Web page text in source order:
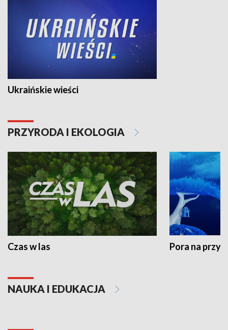
Ukraińskie wieści
PRZYRODA I EKOLOGIA
Czas w las Pora na
NAUKA I EDUKACJA